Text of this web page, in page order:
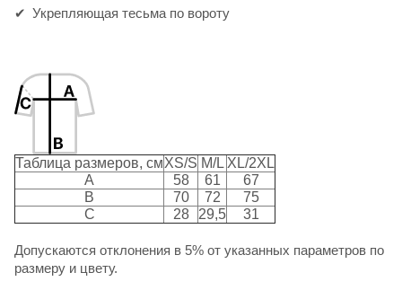
Укрепляющая тесьма по вороту
Таблица размеров, смXS/S M/L XL/2XL
A
58 61
67
B
70 72
75
C
28 29,5 31
Допускаются отклонения в 5% от указанных параметров по
размеру и цвету.